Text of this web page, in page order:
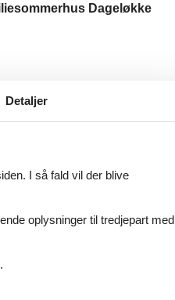
Dageløkke
Hou Strand
Detaljer
I så fald vil der blive
oplysninger til tredjepart med